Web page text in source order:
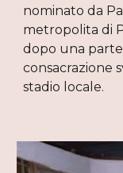
nominato da
metropolita di
dopo una
consacrazione
stadio locale.